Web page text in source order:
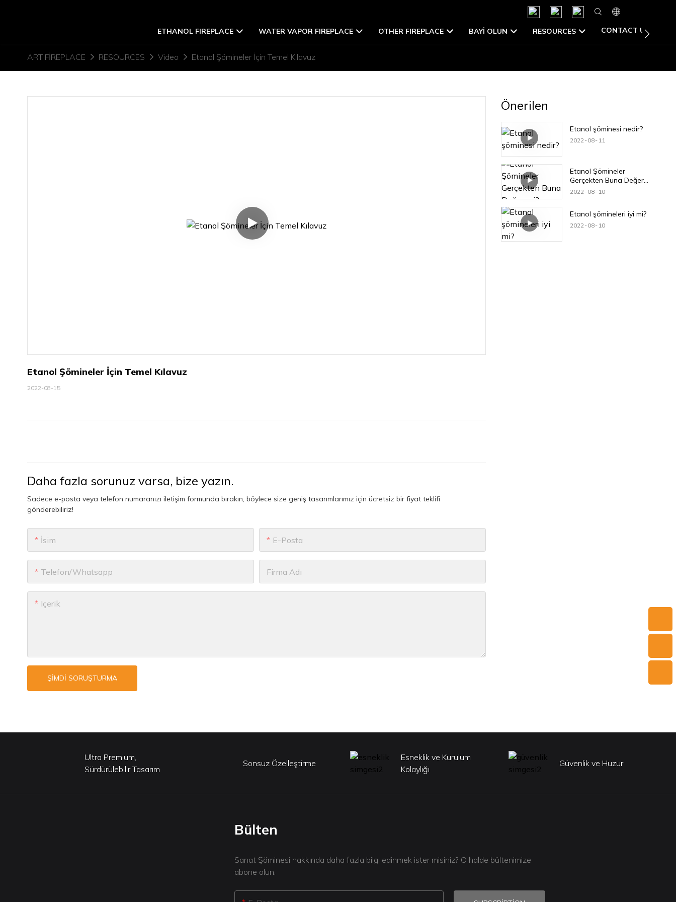
ETHANOL FIREPLACE WATER VAPOR FIREPLACE OTHER FIREPLACE BAYI OLUN RESOURCES CONTACT US
ART FIREPLACE RESOURCES Video Etanol Şömineler İçin Temel Kılavuz
Etanol Şömineler İçin Temel Kılavuz
2022-08-15
Daha fazla sorunuz varsa, bize yazın.
Sadece e-posta veya telefon numaranızı iletişim formunda bırakın, böylece size geniş tasarımlarımız için ücretsiz bir fiyat teklifi
gönderebiliriz!
İsim E-Posta
Telefon/whatsapp Firma Adı
Içerik
ŞIMDI SORUŞTURMA
Önerilen
Etanol şöminesi nedir?
2022 08 11
Etanol Şömineler
Gerçekten Buna Değer
mi?
2022 08 10
Etanol şömineleri iyi mi?
2022 08 10
Ultra Premium,
Sürdürülebilir Tasarım
Sonsuz Özelleştirme
Esneklik ve Kurulum
Kolaylığı
Güvenlik ve Huzur
Bülten
Sanat Şöminesi hakkında daha fazla bilgi edinmek ister misiniz? O halde bültenimize
abone olun.